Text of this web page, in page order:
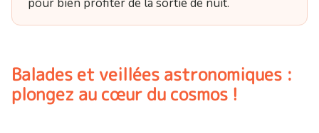
Balades et veillées astronomiques :
plongez au cœur du cosmos !